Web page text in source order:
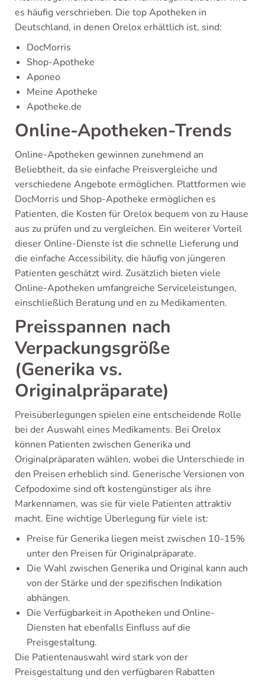
es häufig verschrieben. Die top Apotheken in
Deutschland, in denen Orelox erhältlich ist, sind:
DocMorris
Shop-Apotheke
Aponeo
Meine Apotheke
Apotheke.de
Online-Apotheken-Trends
Online-Apotheken gewinnen zunehmend an
Beliebtheit, da sie einfache Preisvergleiche und
verschiedene Angebote ermöglichen. Plattformen wie
DocMorris und Shop-Apotheke ermöglichen es
Patienten, die Kosten für Orelox bequem von zu Hause
aus zu prüfen und zu vergleichen. Ein weiterer Vorteil
dieser Online-Dienste ist die schnelle Lieferung und
die einfache Accessibility, die häufig von jüngeren
Patienten geschätzt wird. Zusätzlich bieten viele
Online-Apotheken umfangreiche Serviceleistungen,
einschließlich Beratung und en zu Medikamenten.
Preisspannen nach
Verpackungsgröße
(Generika vs.
Originalpräparate)
Preisüberlegungen spielen eine entscheidende Rolle
bei der Auswahl eines Medikaments. Bei Orelox
können Patienten zwischen Generika und
Originalpräparaten wählen, wobei die Unterschiede in
den Preisen erheblich sind. Generische Versionen von
Cefpodoxime sind oft kostengünstiger als ihre
Markennamen, was sie für viele Patienten attraktiv
macht. Eine wichtige Überlegung für viele ist:
Preise für Generika liegen meist zwischen 10-15%
unter den Preisen für Originalpräparate.
Die Wahl zwischen Generika und Original kann auch
von der Stärke und der spezifischen Indikation
abhängen.
Die Verfügbarkeit in Apotheken und Online-
Diensten hat ebenfalls Einfluss auf die
Preisgestaltung.
Die Patientenauswahl wird stark von der
Preisgestaltung und den verfügbaren Rabatten